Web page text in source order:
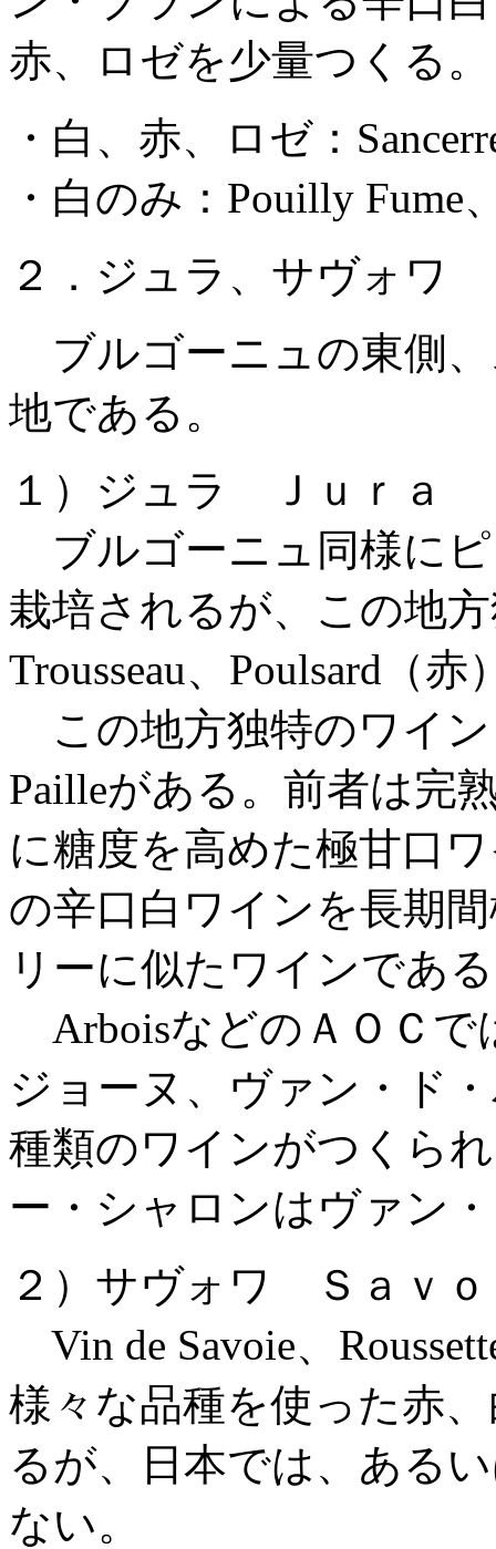
赤、ロゼを少量つくる。
・白、赤、ロゼ：
・白のみ：Pouilly Fume
２．ジュラ、サヴォワ
ブルゴーニュの東側
地である。
１）ジュラ Ｊｕｒａ
ブルゴーニュ同様に
栽培されるが、この地
Trousseau、Poulsard（
この地方独特のワイン
Pailleがある。前者は完
に糖度を高めた極甘口
の辛口白ワインを長期
リーに似たワインであ
ArboisなどのＡＯＣで
ジョーヌ、ヴァン・ド
種類のワインがつくられ
ー・シャロンはヴァン
２）サヴォワ Ｓａｖｏ
Vin de Savoie、
様々な品種を使った赤
るが、日本では、ある
ない。